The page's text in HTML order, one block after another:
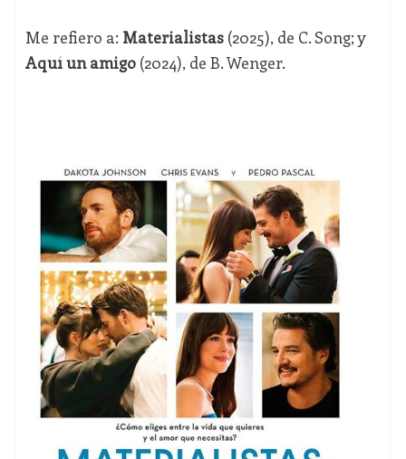
Me refiero a: Materialistas (2025), de C. Song; y
Aquí un amigo(2024), de B. Wenger.